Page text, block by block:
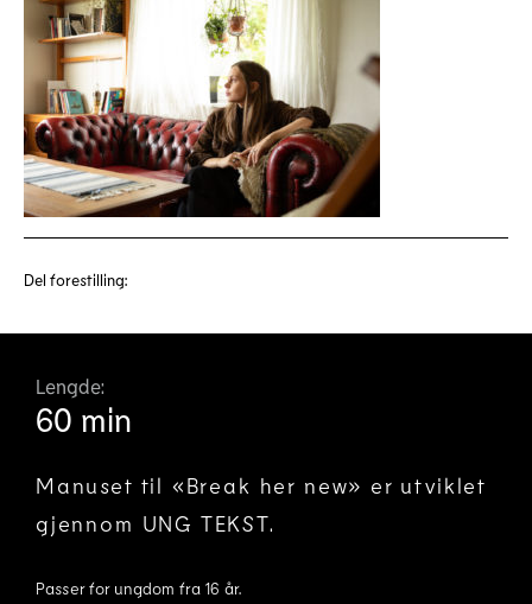
Del forestilling:
Lengde:
60 min
Manuset til «Break her new» er utviklet
gjennom UNG TEKST.
Passer for ungdom fra 16 år.